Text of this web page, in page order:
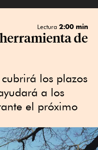
Lectura 2:00 min
de
los plazos
a los
el próximo